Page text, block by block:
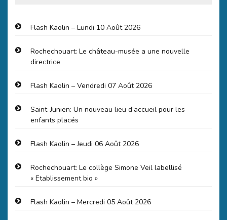
Flash Kaolin – Lundi 10 Août 2026
Rochechouart: Le château-musée a une nouvelle
directrice
Flash Kaolin – Vendredi 07 Août 2026
Saint-Junien: Un nouveau lieu d’accueil pour les
enfants placés
Flash Kaolin – Jeudi 06 Août 2026
Rochechouart: Le collège Simone Veil labellisé
« Etablissement bio »
Flash Kaolin – Mercredi 05 Août 2026